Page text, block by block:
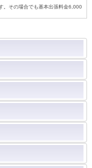
その場合でも基本出張料金6,000